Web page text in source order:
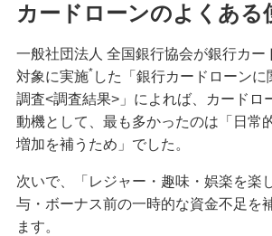
ンは何が違う？使い分け方も紹介
リボ払いとは？仕組みや返済方
違いを分かりやすく解説
お金がないときはどうする？対
説
借入とは？知っておきたい基礎
借入先、注意点を解説
カードローンのよくある
一般社団法人 全国銀行協会が銀行カー
対象に実施* した「銀行カードローン
調査<調査結果>」によれば、カードロ
動機として、最も多かったのは「日常
増加を補うため」でした。
次いで、「レジャー・趣味・娯楽を楽
与・ボーナス前の一時的な資金不足を
ます。